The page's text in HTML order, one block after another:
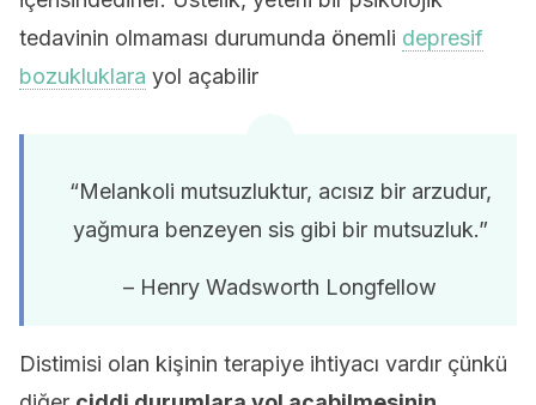
tedavinin olmaması durumunda önemli depresif
bozukluklara yol açabilir
“Melankoli mutsuzluktur, acısız bir arzudur,
yağmura benzeyen sis gibi bir mutsuzluk.”
– Henry Wadsworth Longfellow
Distimisi olan kişinin terapiye ihtiyacı vardır çünkü